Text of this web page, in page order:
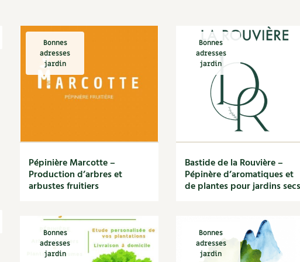
Société, engagement Feuilleter le
Matériaux écologiques
Énergie
Gestion de l’eau
Entretien de la maison
Décoration et petit bricolage
Actions pour la planète
Bonnes
adresses
jardin
Pépinière Marcotte –
Production d’arbres et
arbustes fruitiers
Bonnes
adresses
jardin
Bastide de la Rouvière –
Pépinère d’aromatiques et
de plantes pour jardins secs
Bonnes
adresses
jardin
Bonnes
adresses
jardin